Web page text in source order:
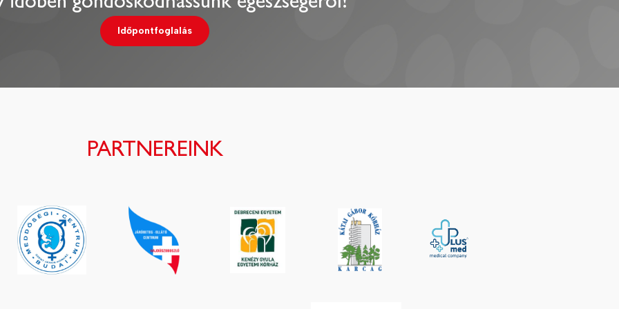
Időpontfoglalás
PARTNEREINK